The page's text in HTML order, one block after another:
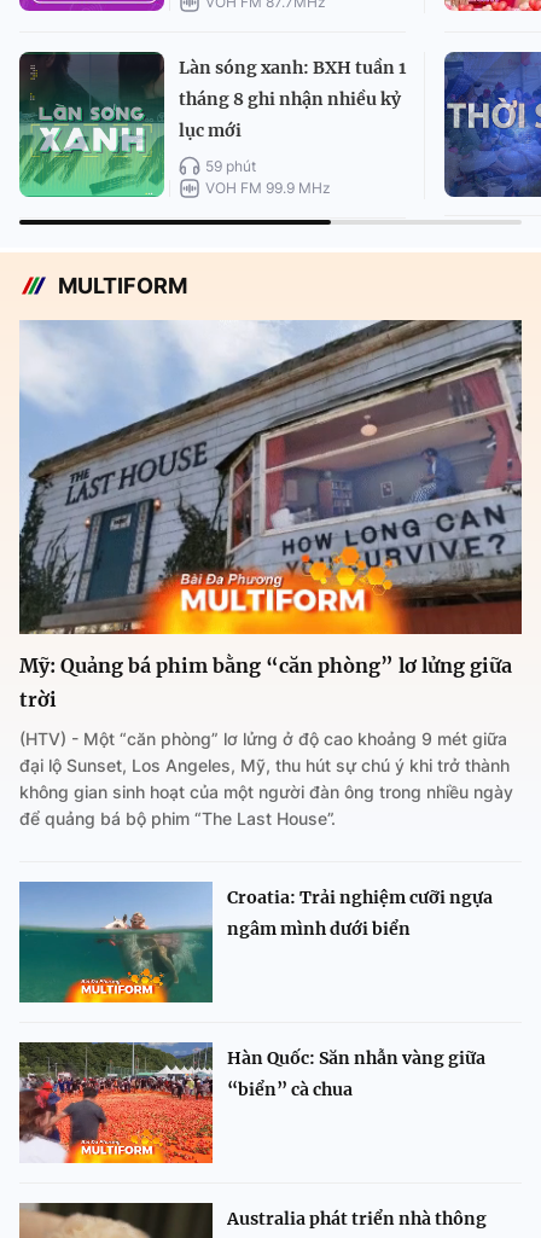
Làn sóng xanh: BXH tuần 1
tháng 8 ghi nhận nhiều kỷ
lục mới
59 phút
VOH FM 99.9 MHz
MULTIFORM
Mỹ: Quảng bá phim bằng “căn phòng” lơ lửng giữa
trời
(HTV) - Một “căn phòng” lơ lửng ở độ cao khoảng 9 mét giữa
đại lộ Sunset, Los Angeles, Mỹ, thu hút sự chú ý khi trở thành
không gian sinh hoạt của một người đàn ông trong nhiều ngày
để quảng bá bộ phim “The Last House”.
Croatia: Trải nghiệm cưỡi ngựa
ngâm mình dưới biển
Hàn Quốc: Săn nhẫn vàng giữa
“biển” cà chua
Australia phát triển nhà thông